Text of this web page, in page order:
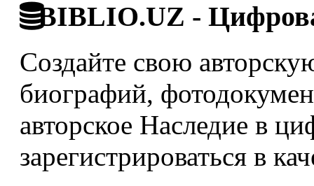
BIBLIO.UZ -
Создайте свою
биографий,
авторское Наследие в
зарегистрироваться в